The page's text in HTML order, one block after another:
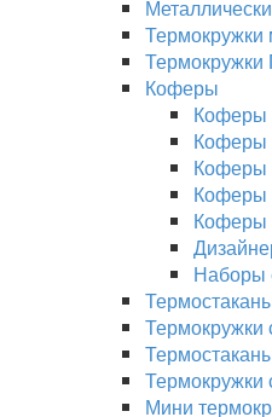
Термокружки
Термокружки
Коферы
Коферы
Коферы
Коферы
Коферы
Коферы
Наборы
Термокружки
Термокружки
Мини